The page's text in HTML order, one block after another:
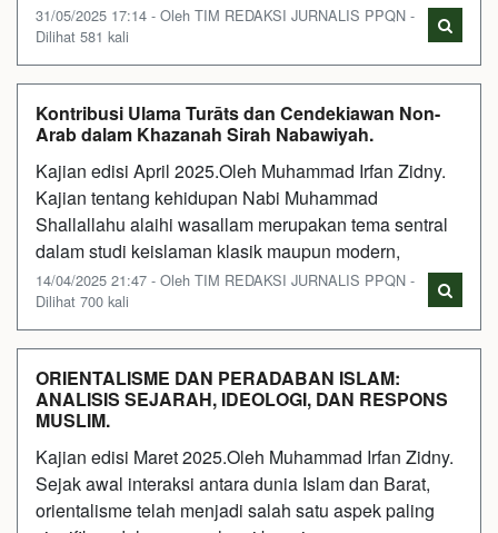
31/05/2025 17:14 - Oleh TIM REDAKSI JURNALIS PPQN -
Dilihat 581 kali
Kontribusi Ulama Turāts dan Cendekiawan Non-
Arab dalam Khazanah Sirah Nabawiyah.
Kajian edisi April 2025.Oleh Muhammad Irfan Zidny.
Kajian tentang kehidupan Nabi Muhammad
Shallallahu alaihi wasallam merupakan tema sentral
dalam studi keislaman klasik maupun modern,
14/04/2025 21:47 - Oleh TIM REDAKSI JURNALIS PPQN -
Dilihat 700 kali
ORIENTALISME DAN PERADABAN ISLAM:
ANALISIS SEJARAH, IDEOLOGI, DAN RESPONS
MUSLIM.
Kajian edisi Maret 2025.Oleh Muhammad Irfan Zidny.
Sejak awal interaksi antara dunia Islam dan Barat,
orientalisme telah menjadi salah satu aspek paling